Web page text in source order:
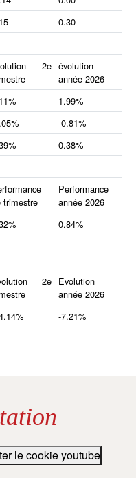
0.30
2e évolution
année 2026
1.99%
-0.81%
0.38%
trimestre
Performance
année 2026
0.84%
2e Evolution
année 2026
-7.21%
le cookie youtube